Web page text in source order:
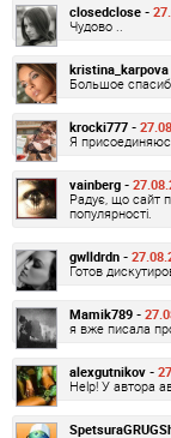
closedclose -
Чудово ..
Большое
krocki777 -
Я
vainberg -
Радує, що сайт
популярності.
gwlldrdn -
Готов
Mamik789 -
я вже писала
alexgutnikov -
Help! У автора